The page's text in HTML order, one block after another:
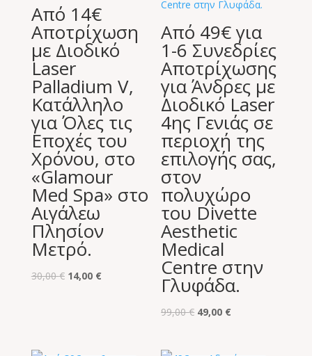
Από 14€
Αποτρίχωση
με Διοδικό
Laser
Palladium V,
Κατάλληλο
για Όλες τις
Εποχές του
Χρόνου, στο
«Glamour
Med Spa» στο
Αιγάλεω
Πλησίον
Μετρό.
30,00€ Original
14,00 €Η
Από 49€ για
1-6 Συνεδρίες
Αποτρίχωσης
για Άνδρες με
Διοδικό Laser
4ης Γενιάς σε
περιοχή της
επιλογής σας,
στον
πολυχώρο
του Divette
Aesthetic
Medical
Centre στην
Γλυφάδα.
99,00€ Original
49,00 €